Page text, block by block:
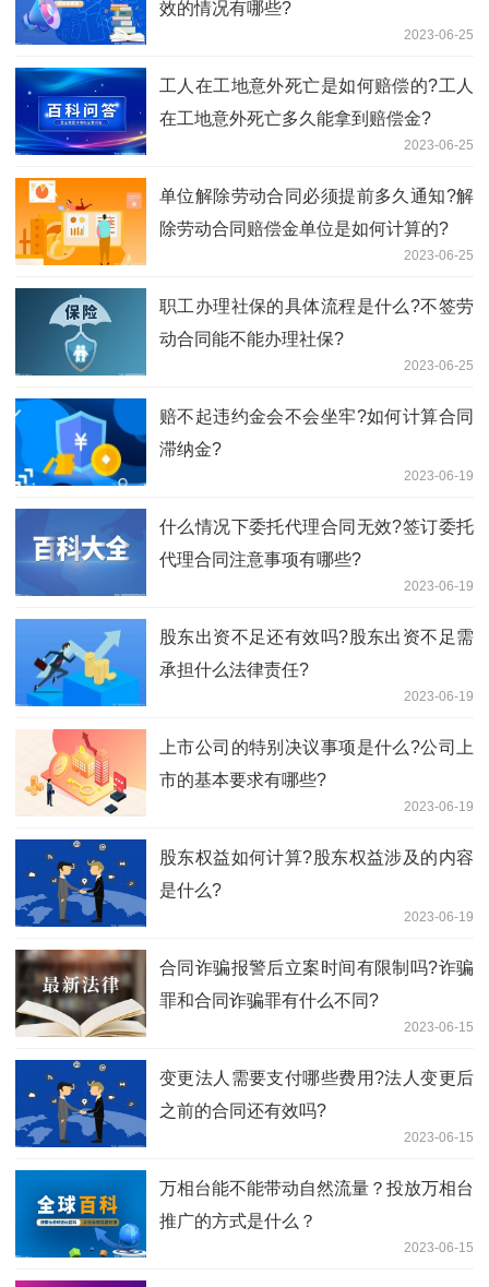
效的情况有哪些?
2023-06-25
工人在工地意外死亡是如何赔偿的?工人
在工地意外死亡多久能拿到赔偿金?
2023-06-25
单位解除劳动合同必须提前多久通知?解
除劳动合同赔偿金单位是如何计算的?
2023-06-25
职工办理社保的具体流程是什么?不签劳
动合同能不能办理社保?
2023-06-25
赔不起违约金会不会坐牢?如何计算合同
滞纳金?
2023-06-19
什么情况下委托代理合同无效?签订委托
代理合同注意事项有哪些?
2023-06-19
股东出资不足还有效吗?股东出资不足需
承担什么法律责任?
2023-06-19
上市公司的特别决议事项是什么?公司上
市的基本要求有哪些?
2023-06-19
股东权益如何计算?股东权益涉及的内容
是什么?
2023-06-19
合同诈骗报警后立案时间有限制吗?诈骗
罪和合同诈骗罪有什么不同?
2023-06-15
变更法人需要支付哪些费用?法人变更后
之前的合同还有效吗?
2023-06-15
万相台能不能带动自然流量？投放万相台
推广的方式是什么？
2023-06-15